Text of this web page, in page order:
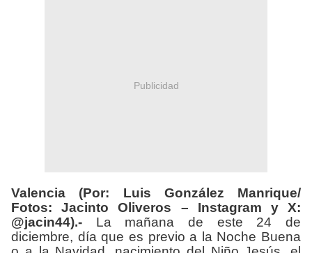
Publicidad
Valencia (Por: Luis González Manrique/
Fotos: Jacinto Oliveros – Instagram y X:
@jacin44).- La mañana de este 24 de
diciembre, día que es previo a la Noche Buena